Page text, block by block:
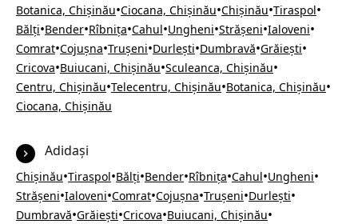
Botanica, Chișinău•Ciocana, Chișinău•Chișinău•Tiraspol•
Bălți•Bender•Rîbnița•Cahul•Ungheni•Strășeni•Ialoveni•
Comrat•Cojușna•Trușeni•Durlești•Dumbravă•Grăiești•
Cricova•Buiucani, Chișinău•Sculeanca, Chișinău•
Centru, Chișinău•Telecentru, Chișinău•Botanica, Chișinău•
Ciocana, Chișinău
Adidași
Chișinău•Tiraspol•Bălți•Bender•Rîbnița•Cahul•Ungheni•
Strășeni•Ialoveni•Comrat•Cojușna•Trușeni•Durlești•
Dumbravă•Grăiești•Cricova•Buiucani, Chișinău•